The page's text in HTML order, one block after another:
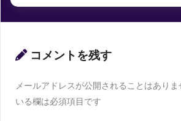
コメントを残す
メールアドレスが公開されることはありま
いる欄は必須項目です